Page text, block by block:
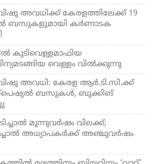
അവധിക്ക് കേരളത്തിലേക്ക് 19
ബസുകളുമായി കർണാടക
കുടിവെള്ളമാഫിയ
വെള്ളം വില്‍ക്കുന്നു
അവധി: കേരള ആര്‍.ടി.സി.ക്ക്
ബസുകള്‍, ബുക്കിങ്
മൂന്നുവര്‍ഷം വിലക്ക്;
അധ്യാപകര്‍ക്ക് അഞ്ചുവര്‍ഷം